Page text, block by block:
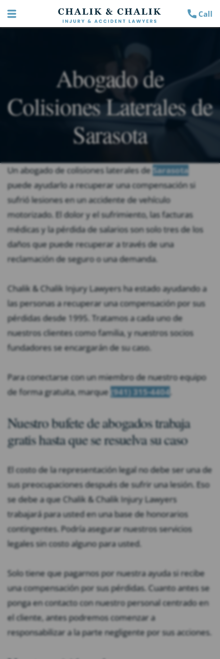
Call
Abogado de
Colisiones Laterales de
Sarasota
Un abogado de colisiones laterales de Sarasota
puede ayudarlo a recuperar una compensación si
sufrió lesiones en un accidente de vehículo
motorizado. El dolor y el sufrimiento, las facturas
médicas y la pérdida de salarios son solo tres de los
daños que puede recuperar a través de una
reclamación de seguro o una demanda.
Chalik & Chalik Injury Lawyers ha estado ayudando a
las personas a recuperar una compensación por sus
pérdidas desde 1995. Tratamos a cada uno de
nuestros clientes como familia, y nuestros socios
fundadores se encargarán de su caso.
Para conectarse con un miembro de nuestro equipo
de forma gratuita, marque (941) 315-4404
Nuestro bufete de abogados trabaja
gratis hasta que se resuelva su caso
El costo de la representación legal no debe ser una de
sus preocupaciones después de sufrir una lesión. Eso
se debe a que Chalik & Chalik Injury Lawyers
trabajará para usted en una base de honorarios
contingentes. Podría asegurar nuestros servicios
legales sin costo alguno para usted.
Solo tiene que pagarnos por nuestra ayuda si recibe
una compensación por sus pérdidas. Cuanto antes se
ponga en contacto con nuestro personal centrado en
el cliente, antes podremos comenzar a
responsabilizar a la parte negligente por sus acciones.